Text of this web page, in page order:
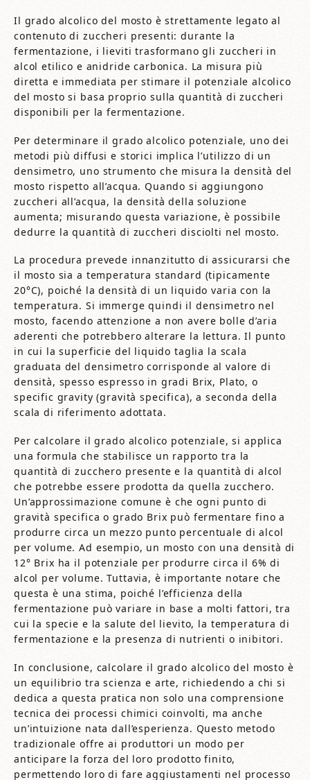
Il grado alcolico del mosto è strettamente legato al
contenuto di zuccheri presenti: durante la
fermentazione, i lieviti trasformano gli zuccheri in
alcol etilico e anidride carbonica. La misura più
diretta e immediata per stimare il potenziale alcolico
del mosto si basa proprio sulla quantità di zuccheri
disponibili per la fermentazione.
Per determinare il grado alcolico potenziale, uno dei
metodi più diffusi e storici implica l’utilizzo di un
densimetro, uno strumento che misura la densità del
mosto rispetto all’acqua. Quando si aggiungono
zuccheri all’acqua, la densità della soluzione
aumenta; misurando questa variazione, è possibile
dedurre la quantità di zuccheri disciolti nel mosto.
La procedura prevede innanzitutto di assicurarsi che
il mosto sia a temperatura standard (tipicamente
20°C), poiché la densità di un liquido varia con la
temperatura. Si immerge quindi il densimetro nel
mosto, facendo attenzione a non avere bolle d’aria
aderenti che potrebbero alterare la lettura. Il punto
in cui la superficie del liquido taglia la scala
graduata del densimetro corrisponde al valore di
densità, spesso espresso in gradi Brix, Plato, o
specific gravity (gravità specifica), a seconda della
scala di riferimento adottata.
Per calcolare il grado alcolico potenziale, si applica
una formula che stabilisce un rapporto tra la
quantità di zucchero presente e la quantità di alcol
che potrebbe essere prodotta da quella zucchero.
Un’approssimazione comune è che ogni punto di
gravità specifica o grado Brix può fermentare fino a
produrre circa un mezzo punto percentuale di alcol
per volume. Ad esempio, un mosto con una densità di
12° Brix ha il potenziale per produrre circa il 6% di
alcol per volume. Tuttavia, è importante notare che
questa è una stima, poiché l’efficienza della
fermentazione può variare in base a molti fattori, tra
cui la specie e la salute del lievito, la temperatura di
fermentazione e la presenza di nutrienti o inibitori.
In conclusione, calcolare il grado alcolico del mosto è
un equilibrio tra scienza e arte, richiedendo a chi si
dedica a questa pratica non solo una comprensione
tecnica dei processi chimici coinvolti, ma anche
un’intuizione nata dall’esperienza. Questo metodo
tradizionale offre ai produttori un modo per
anticipare la forza del loro prodotto finito,
permettendo loro di fare aggiustamenti nel processo